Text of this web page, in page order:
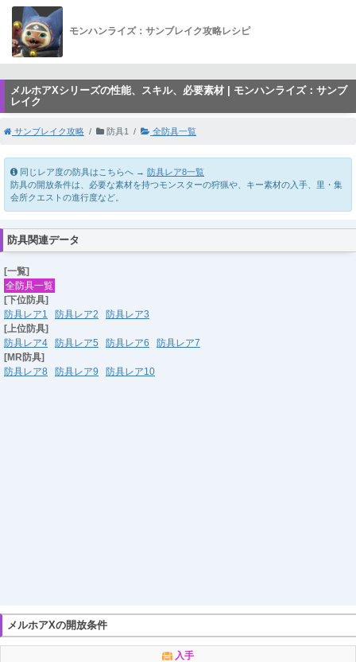
モンハンライズ：サンブレイク攻略レシピ
メルホアXシリーズの性能、スキル、必要素材 | モンハンライズ：サンブ
レイク
サンブレイク攻略 防具1 全防具一覧
同じレア度の防具はこちらへ → 防具レア8一覧
防具の開放条件は、必要な素材を持つモンスターの狩猟や、キー素材の入手、里・集
会所クエストの進行度など。
防具関連データ
[一覧]
全防具一覧
[下位防具]
防具レア1
防具レア2
防具レア3
[上位防具]
防具レア4
防具レア5 防具レア6
防具レア7
[MR防具]
防具レア8
防具レア9 防具レア10
メルホアXの開放条件
入手